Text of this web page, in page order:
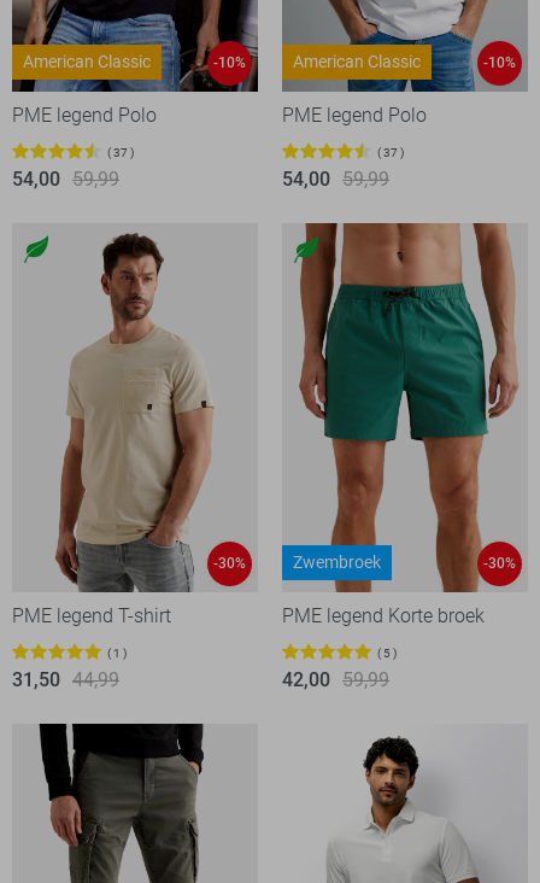
American Classic -10%
PME legend Polo
37
54,00 59,99
American Classic -10%
PME legend Polo
37
54,00 59,99
-30%
PME legend T-shirt
1
31,50 44,99
Zwembroek -30%
PME legend Korte broek
5
42,00 59,99